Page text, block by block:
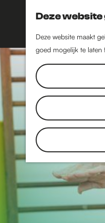
Deze
Deze website maakt
goed mogelijk te laten